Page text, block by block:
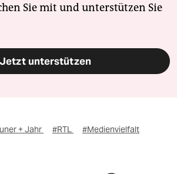
Sie mit und unterstützen Sie
Jetzt unterstützen
+ Jahr #RTL
#Medienvielfalt